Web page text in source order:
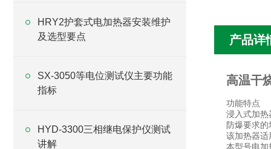
HRY2护套式电加热器安装维护
及选型要点
SX-3050等电位测试仪主要功能
指标
HYD-3300三相继电保护仪测试
讲解
产品详
高温干
功能特点
浸入式加热
防爆要求的
该加热器适
本型号电